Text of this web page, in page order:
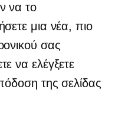
να το
μια νέα, πιο
σας
να ελέγξετε
της σελίδας